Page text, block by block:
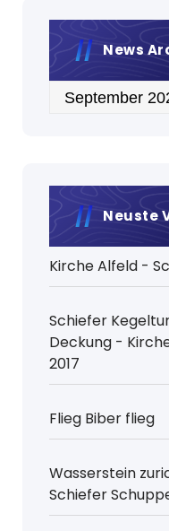
News
Archiv
Neuste
Kirche Alfeld -
Schiefer
Deckung -
2017
Flieg Biber flieg
Wasserstein
Schiefer